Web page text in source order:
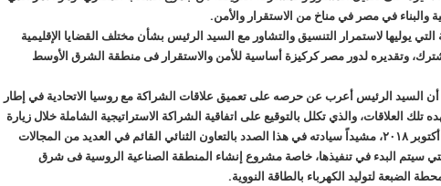
والبناء في مصر في مناخ من الاستقرار والأمن.
التي يوليها لاستمرار التنسيق والتشاور مع السيد الرئيس بشأن مختلف القضايا الإقليمية
وتقديره لدور مصر كركيزة أساسية للأمن والاستقرار فى منطقة الشرق الأوسط
السيد الرئيس أعرب عن حرصه على تعميق علاقات الشراكة مع روسيا الاتحادية في إطار
تلك العلاقات، والذي تكلل بالتوقيع على اتفاقية الشراكة الاستراتيجية الشاملة خلال زيارة
سيادته الأخيرة لروسيا في أكتوبر ٢٠١٨، مشيداً سيادته في هذا الصدد بالتعاون الثنائي القائم في العديد من المجالات
سيتم البدء في تنفيذها، خاصة مشروع إنشاء المنطقة الصناعية الروسية فى شرق
الضبعة لتوليد الكهرباء بالطاقة النووية.